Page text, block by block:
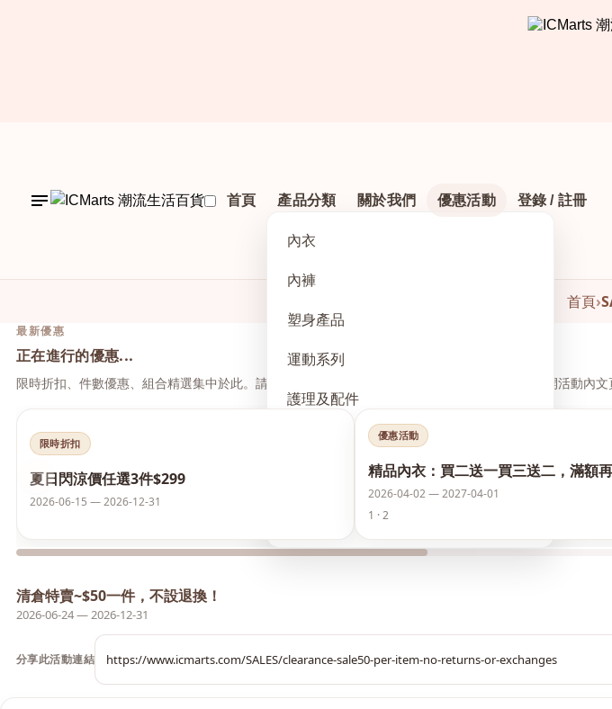
首頁 產品分類
內衣
內褲
塑身產品
運動系列
護理及配件
夏日閃涼價 任選3件$299
關於我們 優惠活動 登錄 / 註冊
首頁›
最新優惠
正在進行的優惠...
限時折扣、件數優惠、組合精選集中於此。請先點上方活動，再於本頁下方瀏覽與下單，無需另開活動內文
‹
限時折扣
夏日閃涼價任選3件$299
2026-06-15 — 2026-12-31
優惠活動
精品內衣：買二送一買三送二，滿額
2026-04-02 — 2027-04-01
1 · 2
清倉特賣~$50一件，不設退換！
2026-06-24 — 2026-12-31
分享此活動連結